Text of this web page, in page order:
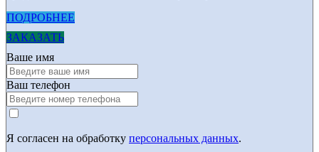
ПОДРОБНЕЕ
ЗАКАЗАТЬ
Ваше имя
Ваш телефон
Я согласен на обработку персональных данных.